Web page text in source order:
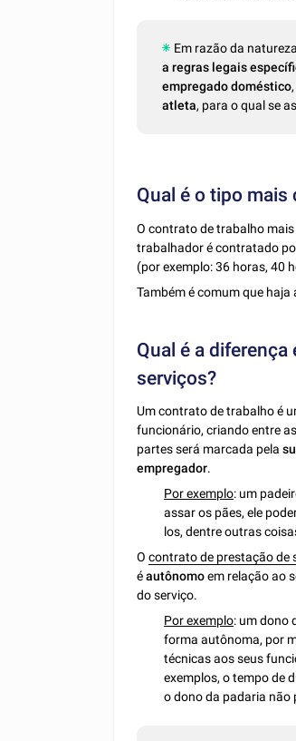
Em razão da
a regras legais
empregado doméstico
atleta, para o qual se
Qual é o tipo
O contrato de trabalho
trabalhador é contratado
(por exemplo: 36 horas, 40
Também é comum que
Qual é a
serviços?
Um contrato de trabalho é
funcionário, criando entre
partes será marcada pela
empregador.
Por exemplo: um
assar os pães, ele
los, dentre outras
Ocontrato de prestação de
éautônomoem relação ao
do serviço.
Por exemplo: um dono
forma autônoma, por
técnicas aos seus
exemplos, o tempo de
o dono da padaria não